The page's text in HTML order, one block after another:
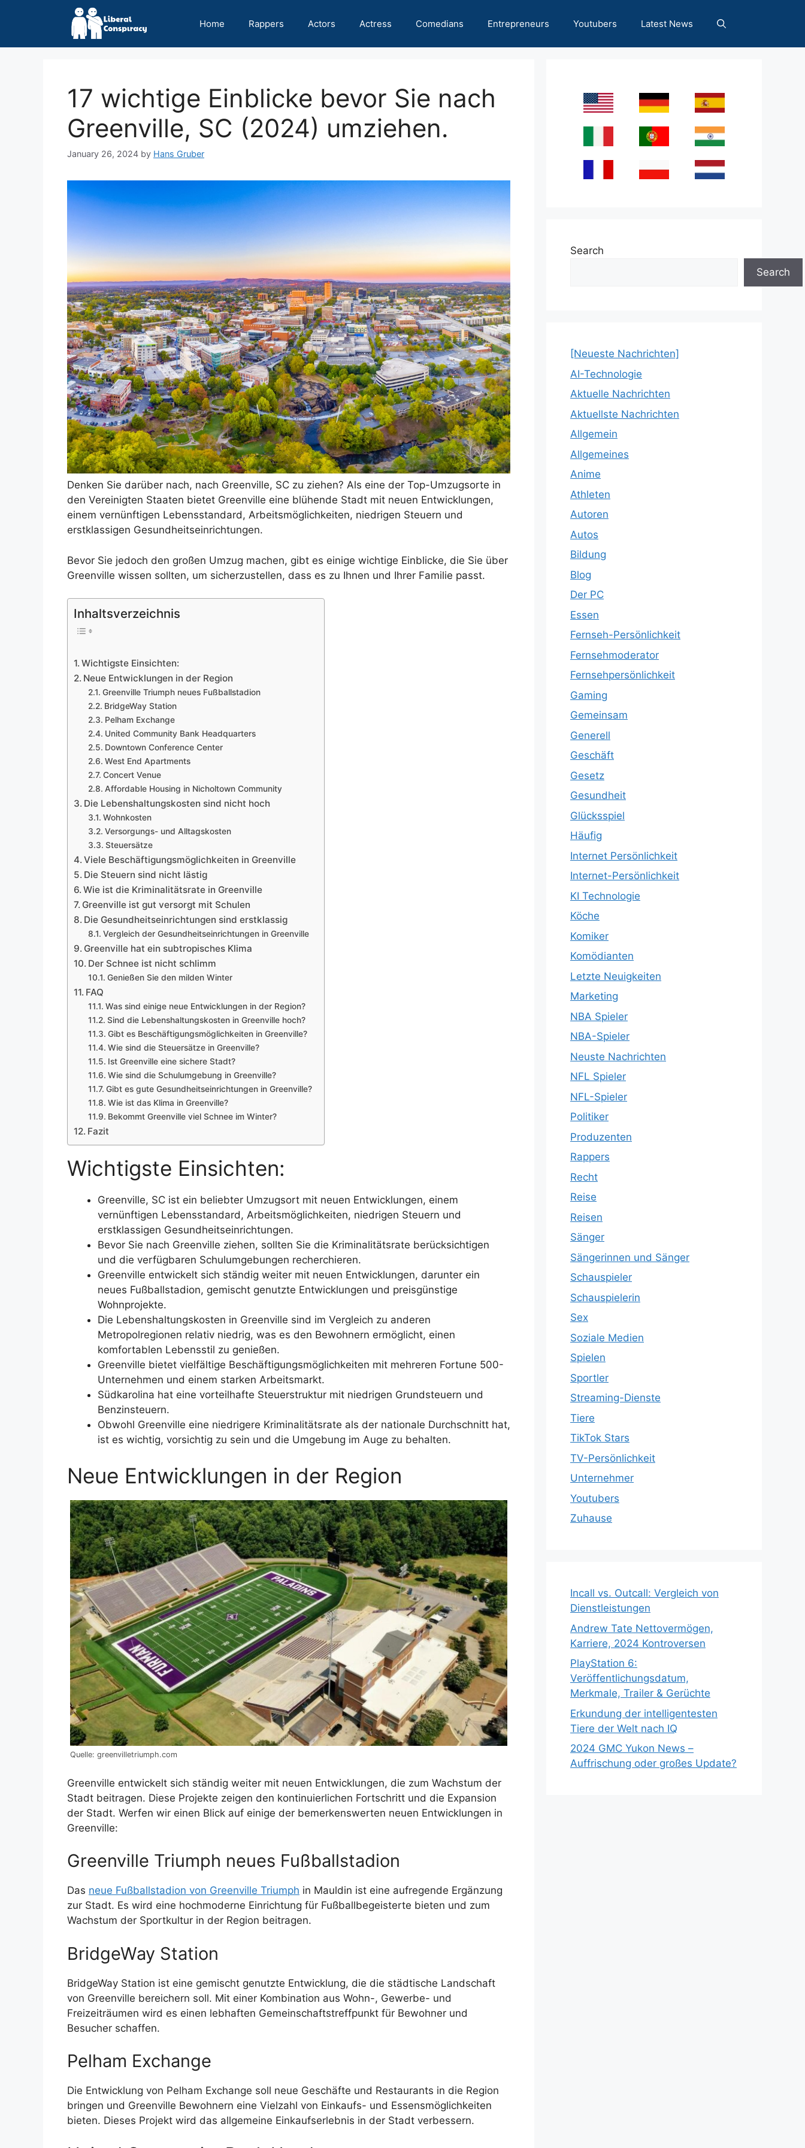
Home Rappers Actors Actress Comedians Entrepreneurs Youtubers Latest News
17 wichtige Einblicke bevor Sie nach
Greenville, SC (2024) umziehen.
January 26, 2024 by Hans Gruber
Denken Sie darüber nach, nach Greenville, SC zu ziehen? Als eine der Top-Umzugsorte in
den Vereinigten Staaten bietet Greenville eine blühende Stadt mit neuen Entwicklungen,
einem vernünftigen Lebensstandard, Arbeitsmöglichkeiten, niedrigen Steuern und
erstklassigen Gesundheitseinrichtungen.
Bevor Sie jedoch den großen Umzug machen, gibt es einige wichtige Einblicke, die Sie über
Greenville wissen sollten, um sicherzustellen, dass es zu Ihnen und Ihrer Familie passt.
Inhaltsverzeichnis
Wichtigste Einsichten:
Neue Entwicklungen in der Region
Greenville Triumph neues Fußballstadion
BridgeWay Station
Pelham Exchange
United Community Bank Headquarters
Downtown Conference Center
West End Apartments
Concert Venue
Affordable Housing in Nicholtown Community
Die Lebenshaltungskosten sind nicht hoch
Wohnkosten
Versorgungs- und Alltagskosten
Steuersätze
Viele Beschäftigungsmöglichkeiten in Greenville
Die Steuern sind nicht lästig
Wie ist die Kriminalitätsrate in Greenville
Greenville ist gut versorgt mit Schulen
Die Gesundheitseinrichtungen sind erstklassig
Vergleich der Gesundheitseinrichtungen in Greenville
Greenville hat ein subtropisches Klima
Der Schnee ist nicht schlimm
Genießen Sie den milden Winter
FAQ
Was sind einige neue Entwicklungen in der Region?
Sind die Lebenshaltungskosten in Greenville hoch?
Gibt es Beschäftigungsmöglichkeiten in Greenville?
Wie sind die Steuersätze in Greenville?
Ist Greenville eine sichere Stadt?
Wie sind die Schulumgebung in Greenville?
Gibt es gute Gesundheitseinrichtungen in Greenville?
Wie ist das Klima in Greenville?
Bekommt Greenville viel Schnee im Winter?
Fazit
Wichtigste Einsichten:
Greenville, SC ist ein beliebter Umzugsort mit neuen Entwicklungen, einem
vernünftigen Lebensstandard, Arbeitsmöglichkeiten, niedrigen Steuern und
erstklassigen Gesundheitseinrichtungen.
Bevor Sie nach Greenville ziehen, sollten Sie die Kriminalitätsrate berücksichtigen
und die verfügbaren Schulumgebungen recherchieren.
Greenville entwickelt sich ständig weiter mit neuen Entwicklungen, darunter ein
neues Fußballstadion, gemischt genutzte Entwicklungen und preisgünstige
Wohnprojekte.
Die Lebenshaltungskosten in Greenville sind im Vergleich zu anderen
Metropolregionen relativ niedrig, was es den Bewohnern ermöglicht, einen
komfortablen Lebensstil zu genießen.
Greenville bietet vielfältige Beschäftigungsmöglichkeiten mit mehreren Fortune 500-
Unternehmen und einem starken Arbeitsmarkt.
Südkarolina hat eine vorteilhafte Steuerstruktur mit niedrigen Grundsteuern und
Benzinsteuern.
Obwohl Greenville eine niedrigere Kriminalitätsrate als der nationale Durchschnitt hat,
ist es wichtig, vorsichtig zu sein und die Umgebung im Auge zu behalten.
Neue Entwicklungen in der Region
Quelle: greenvilletriumph.com
Greenville entwickelt sich ständig weiter mit neuen Entwicklungen, die zum Wachstum der
Stadt beitragen. Diese Projekte zeigen den kontinuierlichen Fortschritt und die Expansion
der Stadt. Werfen wir einen Blick auf einige der bemerkenswerten neuen Entwicklungen in
Greenville:
Greenville Triumph neues Fußballstadion
Das neue Fußballstadion von Greenville Triumph in Mauldin ist eine aufregende Ergänzung
zur Stadt. Es wird eine hochmoderne Einrichtung für Fußballbegeisterte bieten und zum
Wachstum der Sportkultur in der Region beitragen.
BridgeWay Station
BridgeWay Station ist eine gemischt genutzte Entwicklung, die die städtische Landschaft
von Greenville bereichern soll. Mit einer Kombination aus Wohn-, Gewerbe- und
Freizeiträumen wird es einen lebhaften Gemeinschaftstreffpunkt für Bewohner und
Besucher schaffen.
Pelham Exchange
Die Entwicklung von Pelham Exchange soll neue Geschäfte und Restaurants in die Region
bringen und Greenville Bewohnern eine Vielzahl von Einkaufs- und Essensmöglichkeiten
bieten. Dieses Projekt wird das allgemeine Einkaufserlebnis in der Stadt verbessern.
Search
Search
[Neueste Nachrichten]
AI-Technologie
Aktuelle Nachrichten
Aktuellste Nachrichten
Allgemein
Allgemeines
Anime
Athleten
Autoren
Autos
Bildung
Blog
Der PC
Essen
Fernseh-Persönlichkeit
Fernsehmoderator
Fernsehpersönlichkeit
Gaming
Gemeinsam
Generell
Geschäft
Gesetz
Gesundheit
Glücksspiel
Häufig
Internet Persönlichkeit
Internet-Persönlichkeit
KI Technologie
Köche
Komiker
Komödianten
Letzte Neuigkeiten
Marketing
NBA Spieler
NBA-Spieler
Neuste Nachrichten
NFL Spieler
NFL-Spieler
Politiker
Produzenten
Rappers
Recht
Reise
Reisen
Sänger
Sängerinnen und Sänger
Schauspieler
Schauspielerin
Sex
Soziale Medien
Spielen
Sportler
Streaming-Dienste
Tiere
TikTok Stars
TV-Persönlichkeit
Unternehmer
Youtubers
Zuhause
Incall vs. Outcall: Vergleich von
Dienstleistungen
Andrew Tate Nettovermögen,
Karriere, 2024 Kontroversen
PlayStation 6:
Veröffentlichungsdatum,
Merkmale, Trailer & Gerüchte
Erkundung der intelligentesten
Tiere der Welt nach IQ
2024 GMC Yukon News –
Auffrischung oder großes Update?